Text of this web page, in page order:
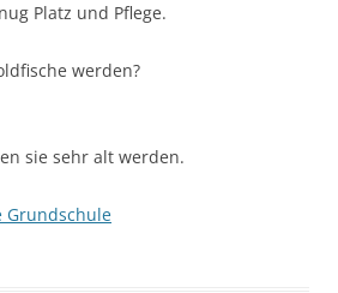
Platz und Pflege.
werden?
sie sehr alt werden.
Grundschule